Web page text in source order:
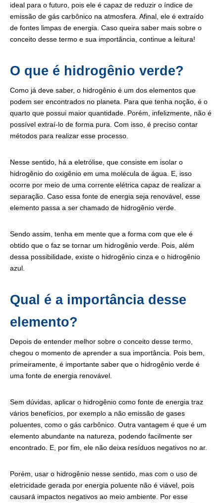
ideal para o futuro, pois ele é capaz de reduzir o índice de
emissão de gás carbônico na atmosfera. Afinal, ele é extraído
de fontes limpas de energia. Caso queira saber mais sobre o
conceito desse termo e sua importância, continue a leitura!
O que é hidrogênio verde?
Como já deve saber, o hidrogênio é um dos elementos que
podem ser encontrados no planeta. Para que tenha noção, é o
quarto que possui maior quantidade. Porém, infelizmente, não é
possível extraí-lo de forma pura. Com isso, é preciso contar
métodos para realizar esse processo.
Nesse sentido, há a eletrólise, que consiste em isolar o
hidrogênio do oxigênio em uma molécula de água. E, isso
ocorre por meio de uma corrente elétrica capaz de realizar a
separação. Caso essa fonte de energia seja renovável, esse
elemento passa a ser chamado de hidrogênio verde.
Sendo assim, tenha em mente que a forma com que ele é
obtido que o faz se tornar um hidrogênio verde. Pois, além
dessa possibilidade, existe o hidrogênio cinza e o hidrogênio
azul.
Qual é a importância desse
elemento?
Depois de entender melhor sobre o conceito desse termo,
chegou o momento de aprender a sua importância. Pois bem,
primeiramente, é importante saber que o hidrogênio verde é
uma fonte de energia renovável.
Sem dúvidas, aplicar o hidrogênio como fonte de energia traz
vários benefícios, por exemplo a não emissão de gases
poluentes, como o gás carbônico. Outra vantagem é que é um
elemento abundante na natureza, podendo facilmente ser
encontrado. E, por fim, ele não deixa resíduos negativos no ar.
Porém, usar o hidrogênio nesse sentido, mas com o uso de
eletricidade gerada por energia poluente não é viável, pois
causará impactos negativos ao meio ambiente. Por esse